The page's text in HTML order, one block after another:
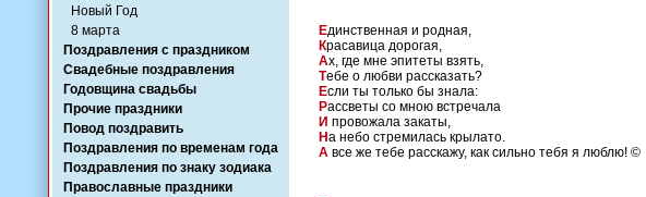
Новый Год
8 марта
Поздравления с праздником
Свадебные поздравления
Годовщина свадьбы
Прочие праздники
Повод поздравить
Поздравления по временам года
Поздравления по знаку зодиака
Православные праздники
Единственная и родная,
Красавица дорогая,
Ах, где мне эпитеты взять,
Тебе о любви рассказать?
Если ты только бы знала:
Рассветы со мною встречала
И провожала закаты,
На небо стремилась крылато.
А все же тебе расскажу, как сильно тебя я люблю! ©